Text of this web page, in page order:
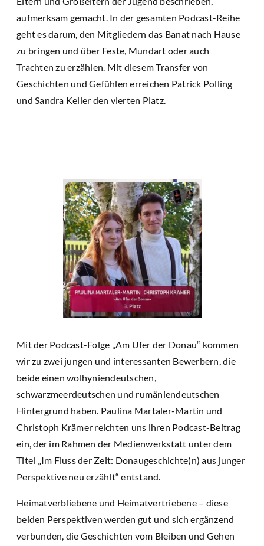
aufmerksam gemacht. In der gesamten Podcast-Reihe
geht es darum, den Mitgliedern das Banat nach Hause
zu bringen und über Feste, Mundart oder auch
Trachten zu erzählen. Mit diesem Transfer von
Geschichten und Gefühlen erreichen Patrick Polling
und Sandra Keller den vierten Platz.
Mit der Podcast-Folge „Am Ufer der Donau“ kommen
wir zu zwei jungen und interessanten Bewerbern, die
beide einen wolhyniendeutschen,
schwarzmeerdeutschen und rumäniendeutschen
Hintergrund haben. Paulina Martaler-Martin und
Christoph Krämer reichten uns ihren Podcast-Beitrag
ein, der im Rahmen der Medienwerkstatt unter dem
Titel „Im Fluss der Zeit: Donaugeschichte(n) aus junger
Perspektive neu erzählt“ entstand.
Heimatverbliebene und Heimatvertriebene – diese
beiden Perspektiven werden gut und sich ergänzend
verbunden, die Geschichten vom Bleiben und Gehen